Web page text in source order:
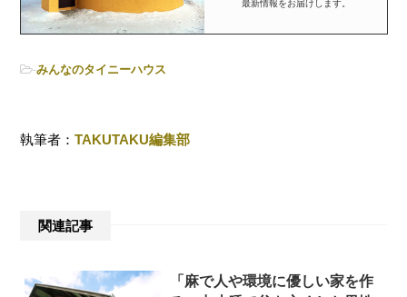
最新情報をお届けします。
-みんなのタイニーハウス
執筆者：TAKUTAKU編集部
関連記事
「麻で人や環境に優しい家を作